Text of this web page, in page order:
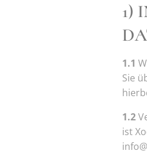
1)
1.1
Sie
1.2
ist